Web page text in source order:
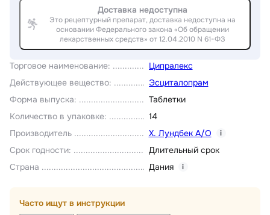
Торговое наименование:
Ципралекс
Действующее вещество:
Эсциталопрам
Форма выпуска:
Таблетки
Количество в упаковке:
14
Производитель
Х. Лундбек А/О i
Срок годности:
Длительный срок
Страна
Дания i
Часто ищут в инструкции
Доставка недоступна
Это рецептурный препарат, доставка недоступна на
основании Федерального закона «Об обращении
лекарственных средств» от 12.04.2010 N 61-ФЗ